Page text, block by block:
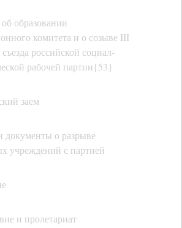
образовании
комитета и о созыве III
российской социал-
рабочей партии{53}
заем
документы о разрыве
учреждений с партией
и пролетариат